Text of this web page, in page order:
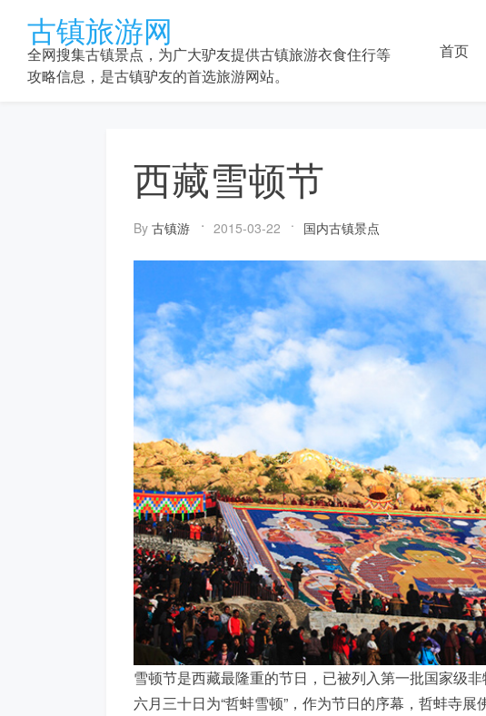
content
古镇旅游网
全网搜集古镇景点，为广大驴友提供古镇旅游衣食住行等
攻略信息，是古镇驴友的首选旅游网站。
首页
西藏雪顿节
By 古镇游 2015-03-22 国内古镇景点
雪顿节是西藏最隆重的节日，已被列入第一批国家级
六月三十日为“哲蚌雪顿”，作为节日的序幕，哲蚌寺展